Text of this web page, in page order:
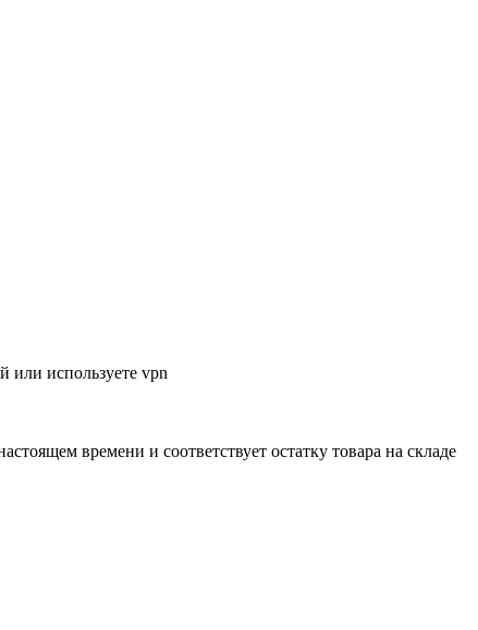
или используете vpn
времени и соответствует остатку товара на складе